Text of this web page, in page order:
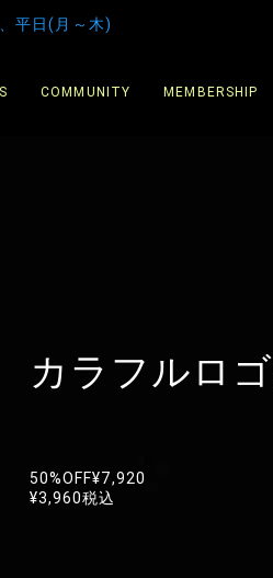
平日(月～木)
COMMUNITY MEMBERSHIP
カラフルロ
50%OFF¥7,920
¥3,960税込